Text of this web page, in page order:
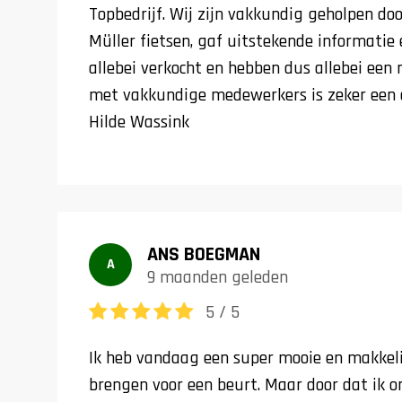
Topbedrijf. Wij zijn vakkundig geholpen
Müller fietsen, gaf uitstekende
allebei verkocht en hebben dus allebei
met vakkundige medewerkers is zeker
Hilde Wassink
A ANS BOEGMAN
9 maanden geleden
5 / 5
Ik heb vandaag een super mooie en
brengen voor een beurt. Maar door dat ik